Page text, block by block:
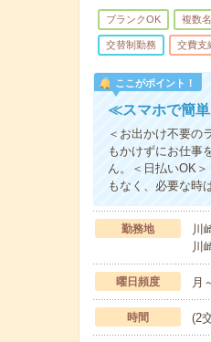
ブランクOK 複数
交替制勤務 交費支
ここがポイント！
≪スマホで簡単
＜お出かけ不要の
もかけずにお仕事
ん。＜日払いOK
もなく、必要な時
勤務地
川
川
曜日頻度 月
時間 (2